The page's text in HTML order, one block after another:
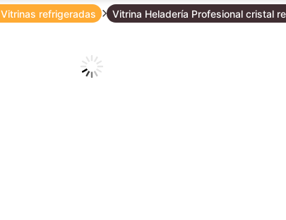
Vitrinas refrigeradas Vitrina Heladería Profesional cristal